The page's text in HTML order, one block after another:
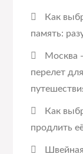
Как
память:
Москва
перелет
Как
продлить